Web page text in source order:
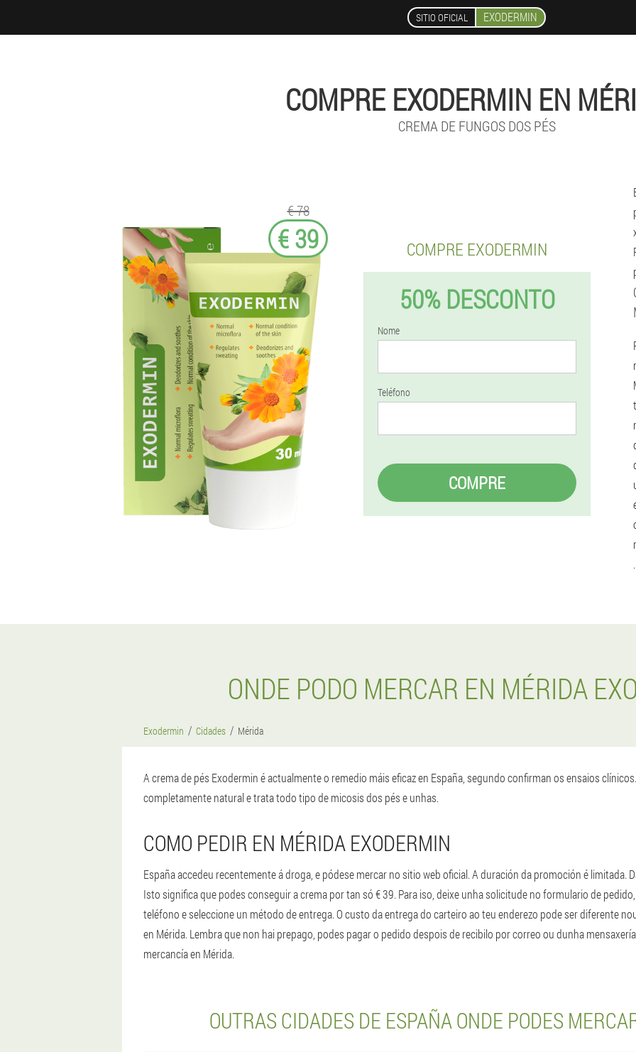
SITIO OFICIAL EXODERMIN
COMPRE EXODERMIN EN
CREMA DE FUNGOS DOS PÉS
€ 78
€ 39 COMPRE EXODERMIN
50% DESCONTO
Nome
Teléfono
COMPRE
ONDE PODO MERCAR EN MÉRIDA
Exodermin Cidades Mérida
A crema de pés Exodermin é actualmente o remedio máis eficaz en España, segundo confirman os ensaios
completamente natural e trata todo tipo de micosis dos pés e unhas.
COMO PEDIR EN MÉRIDA EXODERMIN
España accedeu recentemente á droga, e pódese mercar no sitio web oficial. A duración da promoción é limitada.
Isto significa que podes conseguir a crema por tan só € 39. Para iso, deixe unha solicitude no formulario de
teléfono e seleccione un método de entrega. O custo da entrega do carteiro ao teu enderezo pode ser diferente
en Mérida. Lembra que non hai prepago, podes pagar o pedido despois de recibilo por correo ou dunha
mercancía en Mérida.
OUTRAS CIDADES DE ESPAÑA ONDE PODES